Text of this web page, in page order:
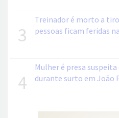
3
Treinador é morto a
pessoas ficam feridas
4
Mulher é presa
durante surto em João